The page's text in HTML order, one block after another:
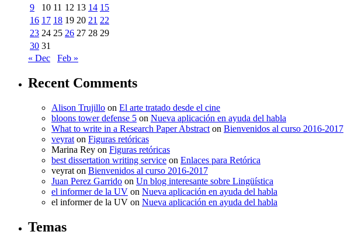
9
10 11 12 13 14 15
16 17 18 19 20 21 22
23 24 25 26 27 28 29
30 31
« Dec
Feb »
Recent Comments
Alison Trujillo on El arte tratado desde el cine
bloons tower defense 5 on Nueva aplicación en ayuda del habla
What to write in a Research Paper Abstract on Bienvenidos al curso 2016-2017
veyrat on Figuras retóricas
Marina Rey on Figuras retóricas
best dissertation writing service on Enlaces para Retórica
veyrat on Bienvenidos al curso 2016-2017
Juan Perez Garrido on Un blog interesante sobre Lingüística
el informer de la UV on Nueva aplicación en ayuda del habla
el informer de la UV on Nueva aplicación en ayuda del habla
Temas